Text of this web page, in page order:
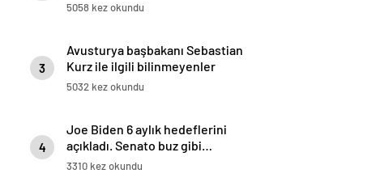
5058 kez okundu
3
Avusturya başbakanı Sebastian
Kurz ile ilgili bilinmeyenler
5032 kez okundu
4
Joe Biden 6 aylık hedeflerini
açıkladı. Senato buz gibi…
3310 kez okundu